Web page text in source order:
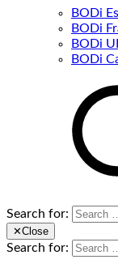
BODi
BODi
BODi
BODi
Search for:
✕Close
Search for: